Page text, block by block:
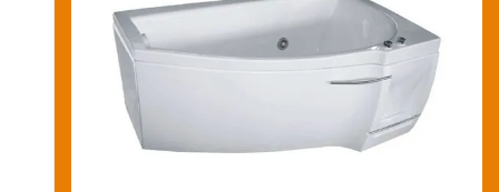
главную
О компании
Новости и акции